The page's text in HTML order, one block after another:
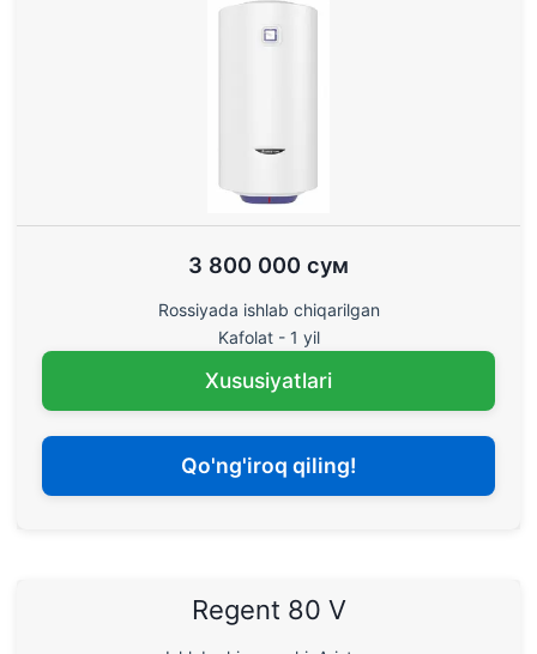
3 800 000 сум
Rossiyada ishlab chiqarilgan
Kafolat - 1 yil
Xususiyatlari
Qo'ng'iroq qiling!
Regent 80 V